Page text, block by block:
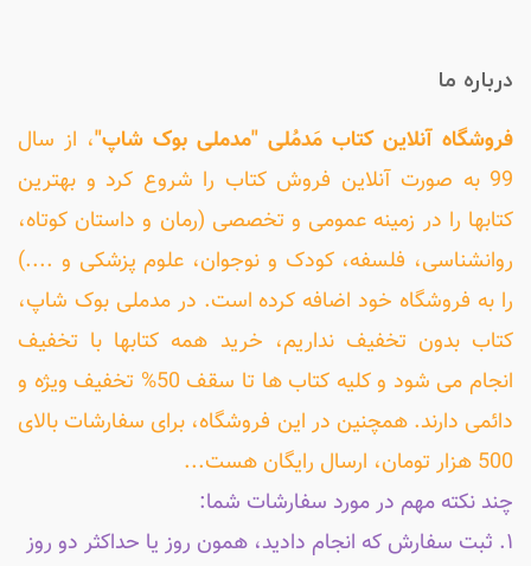
درباره ما
فروشگاه آنلاین کتاب مَدمُلی "مدملی بوک شاپ"، از سال
99 به صورت آنلاین فروش کتاب را شروع کرد و بهترین
کتابها را در زمینه عمومی و تخصصی (رمان و داستان کوتاه،
روانشناسی، فلسفه، کودک و نوجوان، علوم پزشکی و ....)
را به فروشگاه خود اضافه کرده است. در مدملی بوک شاپ،
کتاب بدون تخفیف نداریم، خرید همه کتابها با تخفیف
انجام می شود و کلیه کتاب ها تا سقف 50% تخفیف ویژه و
دائمی دارند. همچنین در این فروشگاه، برای سفارشات بالای
500 هزار تومان، ارسال رایگان هست...
چند نکته مهم در مورد سفارشات شما:
۱. ثبت سفارش که انجام دادید، همون روز یا حداکثر دو روز